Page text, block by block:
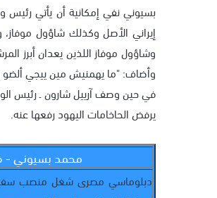
بسيوني نفي إمكانية أن يأتي
إيراني الأصل وكذلك شاؤول موفاز،
وشاؤول موفاز اللذين يعدان أبرز
وأضاف: "ما يهمنيش مين ييجي ألضو
في حين وصف آرييل شارون ـ رئيس
يرفض الحاخامات اليهود رفعها عنه.
محمد بسيوني -
دبلوماسي مصرى شغل منصب